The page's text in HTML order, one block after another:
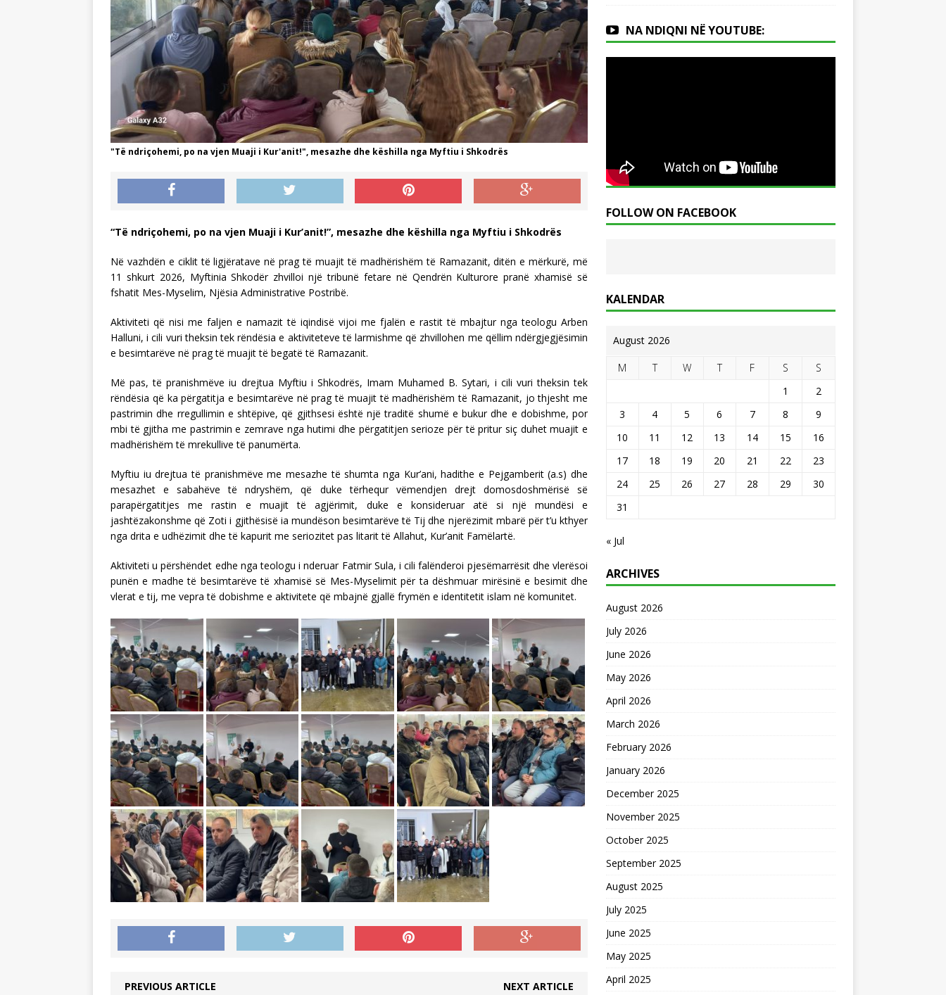
"Të ndriçohemi, po na vjen Muaji i Kur'anit!", mesazhe dhe këshilla nga Myftiu i Shkodrës
“Të ndriçohemi, po na vjen Muaji i Kur’anit!”, mesazhe dhe këshilla nga Myftiu i Shkodrës
Në vazhdën e ciklit të ligjëratave në prag të muajit të madhërishëm të Ramazanit, ditën e mërkurë, më
11 shkurt 2026, Myftinia Shkodër zhvilloi një tribunë fetare në Qendrën Kulturore pranë xhamisë së
fshatit Mes-Myselim, Njësia Administrative Postribë.
Aktiviteti që nisi me faljen e namazit të iqindisë vijoi me fjalën e rastit të mbajtur nga teologu Arben
Halluni, i cili vuri theksin tek rëndësia e aktiviteteve të larmishme që zhvillohen me qëllim ndërgjegjësimin
e besimtarëve në prag të muajit të begatë të Ramazanit.
Më pas, të pranishmëve iu drejtua Myftiu i Shkodrës, Imam Muhamed B. Sytari, i cili vuri theksin tek
rëndësia që ka përgatitja e besimtarëve në prag të muajit të madhërishëm të Ramazanit, jo thjesht me
pastrimin dhe rregullimin e shtëpive, që gjithsesi është një traditë shumë e bukur dhe e dobishme, por
mbi të gjitha me pastrimin e zemrave nga hutimi dhe përgatitjen serioze për të pritur siç duhet muajit e
madhërishëm të mrekullive të panumërta.
Myftiu iu drejtua të pranishmëve me mesazhe të shumta nga Kur’ani, hadithe e Pejgamberit (a.s) dhe
mesazhet e sabahëve të ndryshëm, që duke tërhequr vëmendjen drejt domosdoshmërisë së
parapërgatitjes me rastin e muajit të agjërimit, duke e konsideruar atë si një mundësi e
jashtëzakonshme që Zoti i gjithësisë ia mundëson besimtarëve të Tij dhe njerëzimit mbarë për t’u kthyer
nga drita e udhëzimit dhe të kapurit me seriozitet pas litarit të Allahut, Kur’anit Famëlartë.
Aktiviteti u përshëndet edhe nga teologu i nderuar Fatmir Sula, i cili falënderoi pjesëmarrësit dhe vlerësoi
punën e madhe të besimtarëve të xhamisë së Mes-Myselimit për ta dëshmuar mirësinë e besimit dhe
vlerat e tij, me vepra të dobishme e aktivitete që mbajnë gjallë frymën e identitetit islam në komunitet.
PREVIOUS ARTICLE NEXT ARTICLE
NA NDIQNI NË YOUTUBE:
FOLLOW ON FACEBOOK
KALENDAR
August 2026
M T W T F S
S
1
2
3
4 5 6 7 8
9
10
11 12 13 14 15
16
17
18 19 20 21 22
23
24
25 26 27 28 29
30
31
« Jul
ARCHIVES
August 2026
July 2026
June 2026
May 2026
April 2026
March 2026
February 2026
January 2026
December 2025
November 2025
October 2025
September 2025
August 2025
July 2025
June 2025
May 2025
April 2025